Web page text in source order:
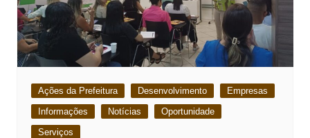
Ações da Prefeitura Desenvolvimento
Empresas
Informações
Notícias
Oportunidade
Serviços